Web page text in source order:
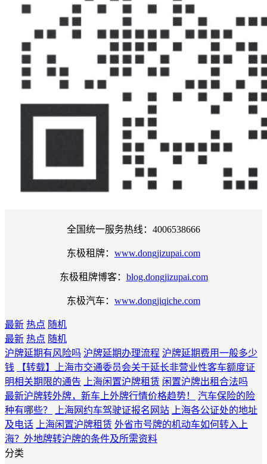
全国统一服务热线：4006538666
东极租牌： www.dongjizupai.com
东极租牌博客： blog.dongjizupai.com
东极汽车： www.dongjiqiche.com
最新 热点 随机
最新 热点 随机
沪牌延期有风险吗 沪牌延期办理流程 沪牌延期费用一般多少
钱
【转载】上海市交通委员会关于延长非营业性客车额度证
明相关期限的通告
上海闲置沪牌租赁 闲置沪牌出租合法吗
最新沪牌转外牌，新车上外牌行情价格趋势！
汽车保险的险
种有哪些？
上海网约车驾驶证报名网站
上海各公证处的地址
及电话
上海闲置沪牌租赁 外省市号牌的机动车如何转入上
海？外地牌转沪牌的条件及所需资料
分类